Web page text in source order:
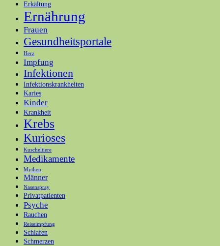
Erkältung
Ernährung
Frauen
Gesundheitsportale
Herz
Impfung
Infektionen
Infektionskrankheiten
Karies
Kinder
Krankheit
Krebs
Kurioses
Kuscheltiere
Medikamente
Mythen
Männer
Nasenspray
Privatpatienten
Psyche
Rauchen
Reiseimpfung
Schlafen
Schmerzen